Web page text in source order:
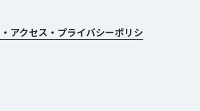
アクセス・プライバシーポリシ